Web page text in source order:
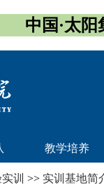
中国·太
教学培养
训 >> 实训基地简